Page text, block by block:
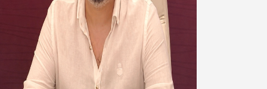
Oğuzbeyi’nden Balıkesirspor
yönetimine cevap : Herkes kendine
yakışanı yapar, buluttan nem
kapmayın!
07 Ağustos 2026